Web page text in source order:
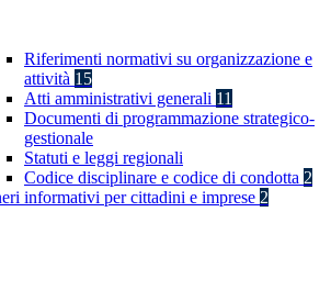
Riferimenti normativi su organizzazione e
attività 15
Atti amministrativi generali 11
Documenti di programmazione strategico-
gestionale
Statuti e leggi regionali
Codice disciplinare e codice di condotta 2
informativi per cittadini e imprese 2